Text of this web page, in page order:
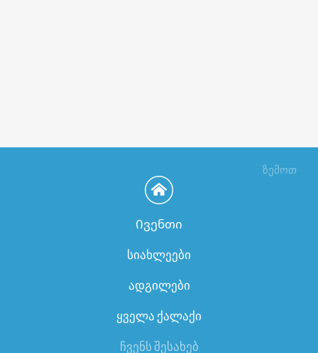
ზემოთ
Ივენთი
სიახლეები
ადგილები
ყველა ქალაქი
ჩვენს შესახებ